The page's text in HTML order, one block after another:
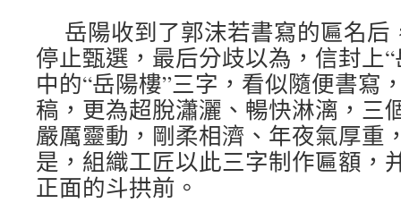
岳陽收到了郭沫若書寫的匾名
停止甄選，最后分歧以為，信封上
中的“岳陽樓”三字，看似隨便書寫
稿，更為超脫瀟灑、暢快淋漓，三
嚴厲靈動，剛柔相濟、年夜氣厚重
是，組織工匠以此三字制作匾額，
正面的斗拱前。